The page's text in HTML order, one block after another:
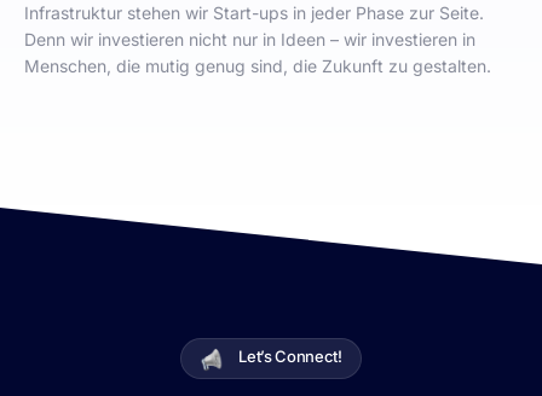
Infrastruktur stehen wir Start-ups in jeder Phase zur Seite.
Denn wir investieren nicht nur in Ideen – wir investieren in
Menschen, die mutig genug sind, die Zukunft zu gestalten.
Let’s Connect!